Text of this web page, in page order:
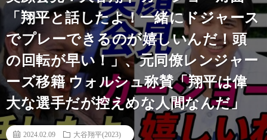
「翔平と話したよ！一緒にドジャース
でプレーできるのが嬉しいんだ！頭
の回転が早い！」、元同僚レンジャー
ーズ移籍 ウォルシュ称賛「翔平は偉
大な選手だが控えめな人間なんだ」
2024.02.09 大谷翔平(2023)